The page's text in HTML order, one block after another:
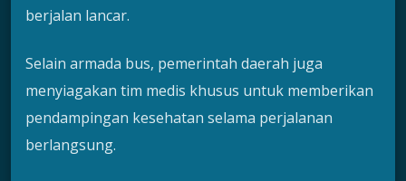
berjalan lancar.
Selain armada bus, pemerintah daerah juga
menyiagakan tim medis khusus untuk memberikan
pendampingan kesehatan selama perjalanan
berlangsung.